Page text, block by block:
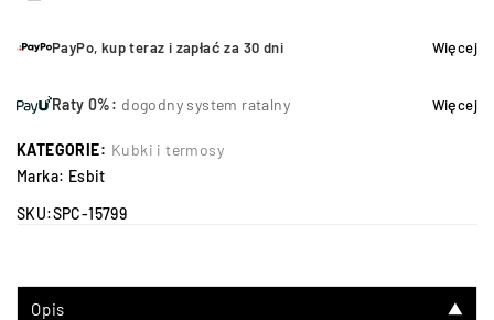
PayPo, kup teraz i zapłać za 30 dni Więcej
Raty 0%: dogodny system ratalny Więcej
KATEGORIE: Kubki i termosy
Marka: Esbit
SKU:SPC-15799
Opis ▼